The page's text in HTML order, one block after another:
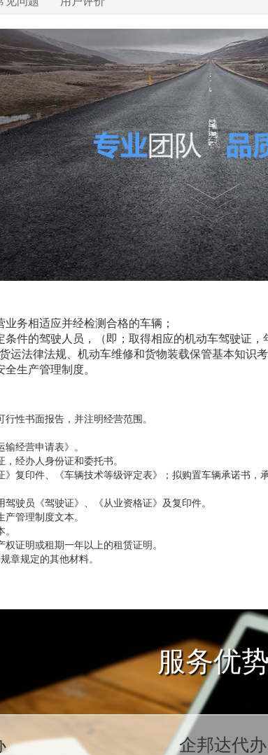
业务相适应并经检测合格的车辆；
条件的驾驶人员，（即；取得相应的机动车驾驶证
运法律法规、机动车维修和货物装载保管基本知识
生产管理制度。
行性书面报告，并注明经营范围。
经营申请表》。
，经办人身份证和委托书。
》复印件、《车辆技术等级评定表》；拟购置车辆承诺书，
驾驶员《驾驶证》、《从业资格证》及复印件。
产管理制度文本。
权证明或租期一年以上的租赁证明。
章规定的其他材料。
服务优
企邦达代办